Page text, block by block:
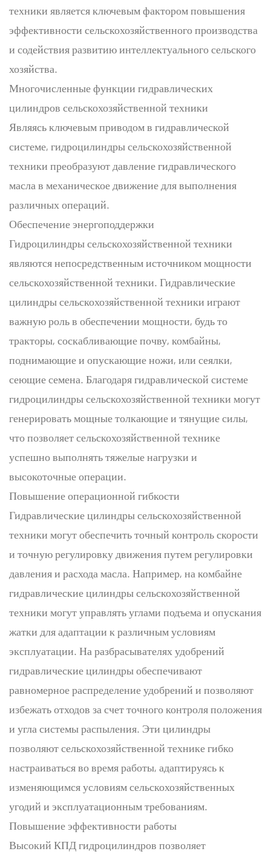
техники является ключевым фактором повышения
эффективности сельскохозяйственного производства
и содействия развитию интеллектуального сельского
хозяйства.
Многочисленные функции гидравлических
цилиндров сельскохозяйственной техники
Являясь ключевым приводом в гидравлической
системе, гидроцилиндры сельскохозяйственной
техники преобразуют давление гидравлического
масла в механическое движение для выполнения
различных операций.
Обеспечение энергоподдержки
Гидроцилиндры сельскохозяйственной техники
являются непосредственным источником мощности
сельскохозяйственной техники. Гидравлические
цилиндры сельскохозяйственной техники играют
важную роль в обеспечении мощности, будь то
тракторы, соскабливающие почву, комбайны,
поднимающие и опускающие ножи, или сеялки,
сеющие семена. Благодаря гидравлической системе
гидроцилиндры сельскохозяйственной техники могут
генерировать мощные толкающие и тянущие силы,
что позволяет сельскохозяйственной технике
успешно выполнять тяжелые нагрузки и
высокоточные операции.
Повышение операционной гибкости
Гидравлические цилиндры сельскохозяйственной
техники могут обеспечить точный контроль скорости
и точную регулировку движения путем регулировки
давления и расхода масла. Например, на комбайне
гидравлические цилиндры сельскохозяйственной
техники могут управлять углами подъема и опускания
жатки для адаптации к различным условиям
эксплуатации. На разбрасывателях удобрений
гидравлические цилиндры обеспечивают
равномерное распределение удобрений и позволяют
избежать отходов за счет точного контроля положения
и угла системы распыления. Эти цилиндры
позволяют сельскохозяйственной технике гибко
настраиваться во время работы, адаптируясь к
изменяющимся условиям сельскохозяйственных
угодий и эксплуатационным требованиям.
Повышение эффективности работы
Высокий КПД гидроцилиндров позволяет